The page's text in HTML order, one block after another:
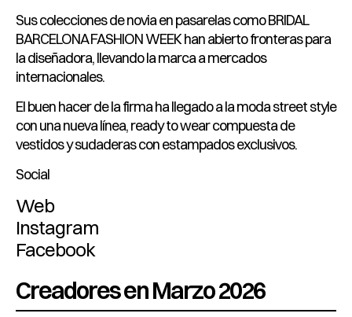
Social
Web
Instagram
Facebook
Sus colecciones de novia en pasarelas como BRIDAL
BARCELONA FASHION WEEK han abierto fronteras para
la diseñadora, llevando la marca a mercados
internacionales.
El buen hacer de la firma ha llegado a la moda street style
con una nueva línea, ready to wear compuesta de
vestidos y sudaderas con estampados exclusivos.
Creadores en Marzo 2026